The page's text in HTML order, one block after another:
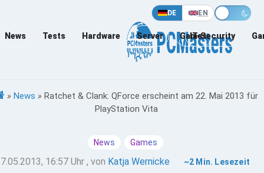
DE EN
News Tests Hardware Server Games
IT-Security
» News » Ratchet & Clank: QForce erscheint am 22. Mai 2013 für
PlayStation Vita
News Games
16:57 Uhr , von Katja Wernicke ~2 Min. Lesezeit